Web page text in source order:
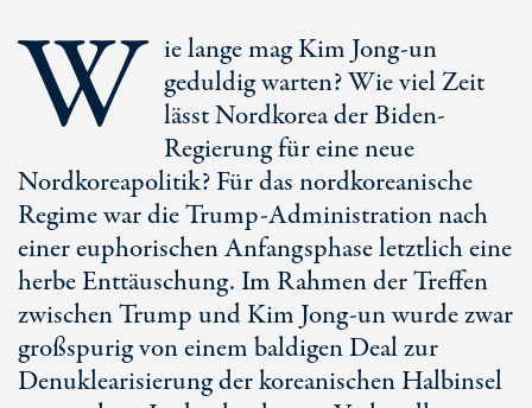
W ie lange mag Kim Jong-un
geduldig warten? Wie viel Zeit
lässt Nordkorea der Biden-
Regierung für eine neue
Nordkoreapolitik? Für das nordkoreanische
Regime war die Trump-Administration nach
einer euphorischen Anfangsphase letztlich eine
herbe Enttäuschung. Im Rahmen der Treffen
zwischen Trump und Kim Jong-un wurde zwar
großspurig von einem baldigen Deal zur
Denuklearisierung der koreanischen Halbinsel